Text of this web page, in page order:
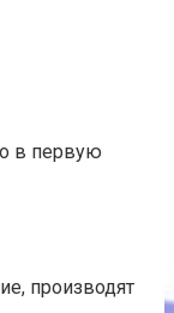
в первую
производят